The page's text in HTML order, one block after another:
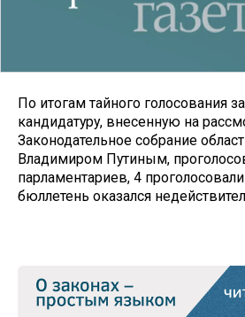
По итогам тайного голосования
кандидатуру, внесенную на
Законодательное собрание
Владимиром Путиным,
парламентариев, 4
бюллетень оказался